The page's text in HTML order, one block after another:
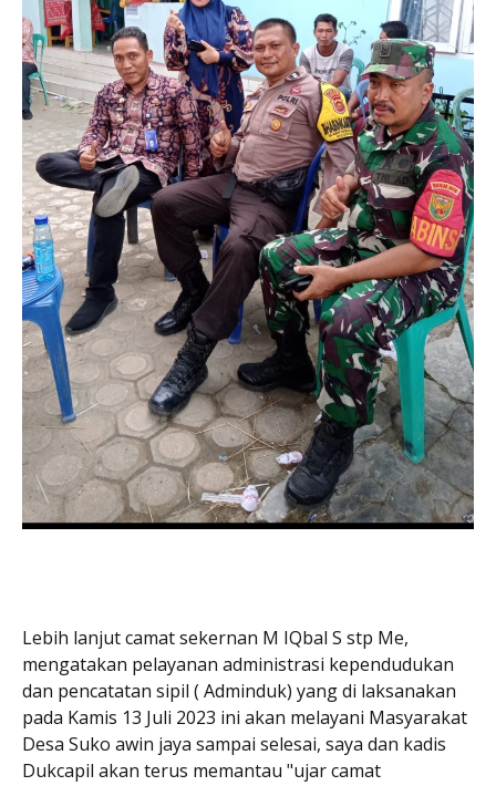
Lebih lanjut camat sekernan M IQbal S stp Me,
mengatakan pelayanan administrasi kependudukan
dan pencatatan sipil ( Adminduk) yang di laksanakan
pada Kamis 13 Juli 2023 ini akan melayani Masyarakat
Desa Suko awin jaya sampai selesai, saya dan kadis
Dukcapil akan terus memantau "ujar camat